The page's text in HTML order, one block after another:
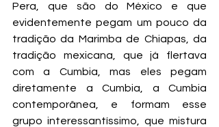
Pera, que são do México e que
evidentemente pegam um pouco da
tradição da Marimba de Chiapas, da
tradição mexicana, que já flertava
com a Cumbia, mas eles pegam
diretamente a Cumbia, a Cumbia
contemporânea, e formam esse
grupo interessantíssimo, que mistura